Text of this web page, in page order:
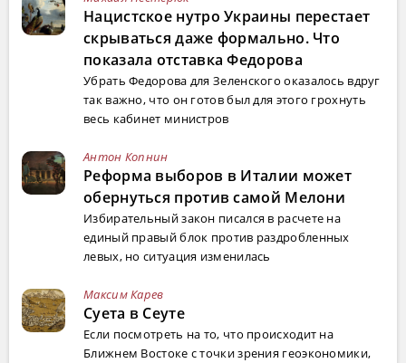
Нацистское нутро Украины перестает
скрываться даже формально. Что
показала отставка Федорова
Убрать Федорова для Зеленского оказалось вдруг
так важно, что он готов был для этого грохнуть
весь кабинет министров
Антон Копнин
Реформа выборов в Италии может
обернуться против самой Мелони
Избирательный закон писался в расчете на
единый правый блок против раздробленных
левых, но ситуация изменилась
Максим Карев
Суета в Сеуте
Если посмотреть на то, что происходит на
Ближнем Востоке с точки зрения геоэкономики,